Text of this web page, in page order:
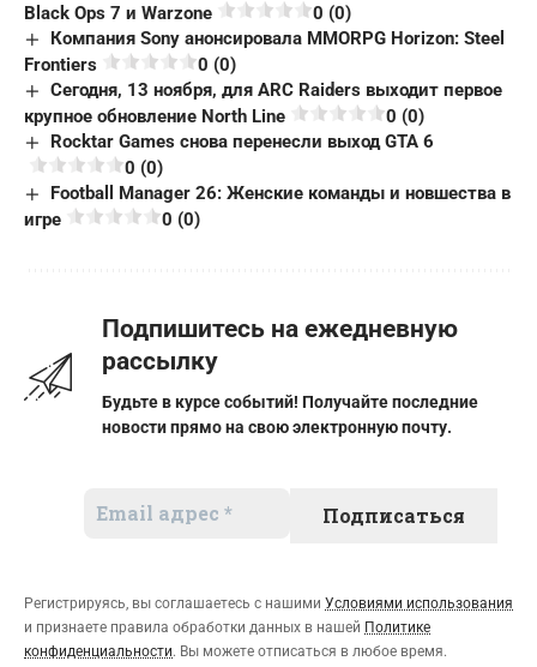
Black Ops 7 и Warzone
0 (0)
Компания Sony анонсировала MMORPG Horizon: Steel
Frontiers
0 (0)
Сегодня, 13 ноября, для ARC Raiders выходит первое
крупное обновление North Line
0 (0)
Rocktar Games снова перенесли выход GTA 6
0 (0)
Football Manager 26: Женские команды и новшества в
игре
0 (0)
Подпишитесь на ежедневную
рассылку
Будьте в курсе событий! Получайте последние
новости прямо на свою электронную почту.
Регистрируясь, вы соглашаетесь с нашими Условиями использования
и признаете правила обработки данных в нашей Политике
конфиденциальности. Вы можете отписаться в любое время.